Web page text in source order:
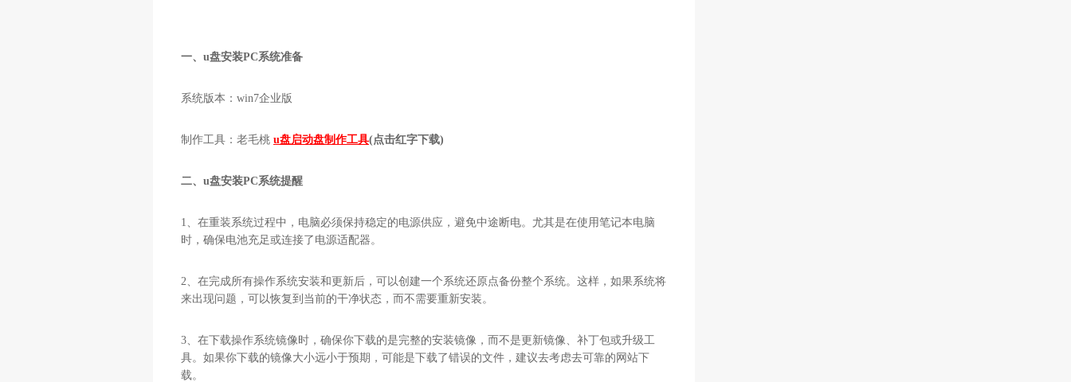
一、u盘安装PC系统准备
系统版本：win7企业版
制作工具：老毛桃 u盘启动盘制作工具(点击红字下载)
二、u盘安装PC系统提醒
1、在重装系统过程中，电脑必须保持稳定的电源供应，避免中途断电。尤其是在使用笔记本电脑
时，确保电池充足或连接了电源适配器。
2、在完成所有操作系统安装和更新后，可以创建一个系统还原点备份整个系统。这样，如果系统将
来出现问题，可以恢复到当前的干净状态，而不需要重新安装。
3、在下载操作系统镜像时，确保你下载的是完整的安装镜像，而不是更新镜像、补丁包或升级工
具。如果你下载的镜像大小远小于预期，可能是下载了错误的文件，建议去考虑去可靠的网站下
载。